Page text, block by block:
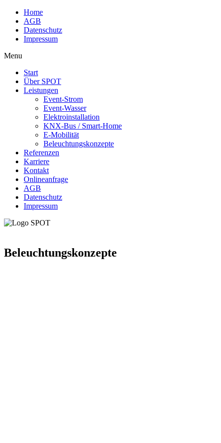
Skip
content
Home
AGB
Datenschutz
Impressum
Menu
Start
Über SPOT
Leistungen
Event-Strom
Event-Wasser
Elektroinstallation
KNX-Bus / Smart-Home
E-Mobilität
Beleuchtungskonzepte
Referenzen
Karriere
Kontakt
Onlineanfrage
AGB
Datenschutz
Impressum
Beleuchtungskonzepte